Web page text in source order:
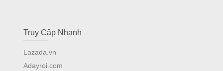
Truy Cập Nhanh
Lazada.vn
Adayroi.com